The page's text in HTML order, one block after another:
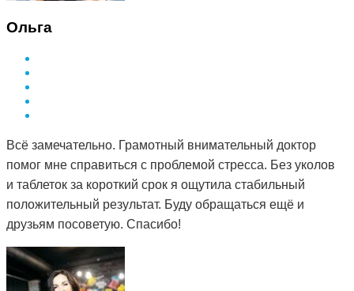
Ольга
Всё замечательно. Грамотный внимательный доктор
помог мне справиться с проблемой стресса. Без уколов
и таблеток за короткий срок я ощутила стабильный
положительный результат. Буду обращаться ещё и
друзьям посоветую. Спасибо!